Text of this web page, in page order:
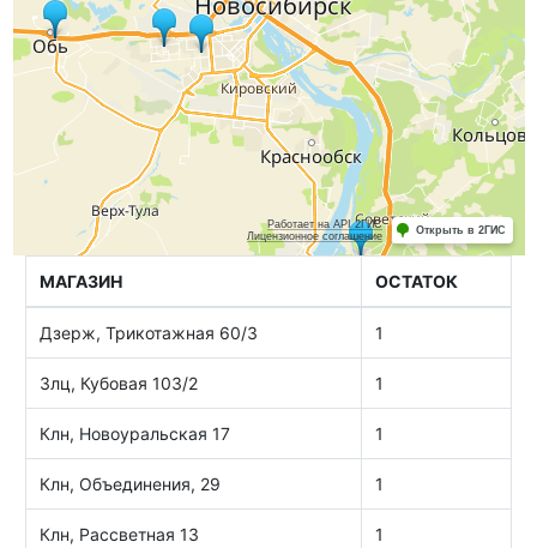
МАГАЗИН ОСТАТОК
Дзерж, Трикотажная 60/3 1
Злц, Кубовая 103/2 1
Клн, Новоуральская 17 1
Клн, Объединения, 29 1
Клн, Рассветная 13 1